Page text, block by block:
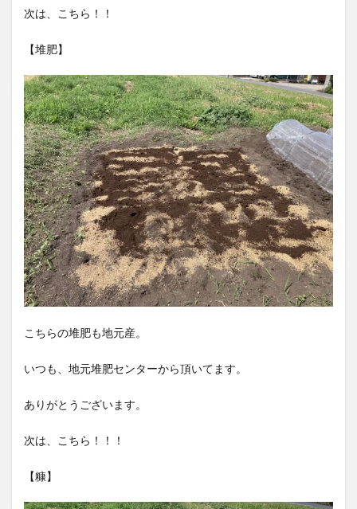
次は、こちら！！
【堆肥】
こちらの堆肥も地元産。
いつも、地元堆肥センターから頂いてます。
ありがとうございます。
次は、こちら！！！
【糠】